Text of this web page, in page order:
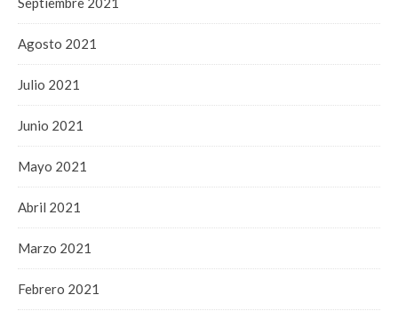
Agosto 2021
Julio 2021
Junio 2021
Mayo 2021
Abril 2021
Marzo 2021
Febrero 2021